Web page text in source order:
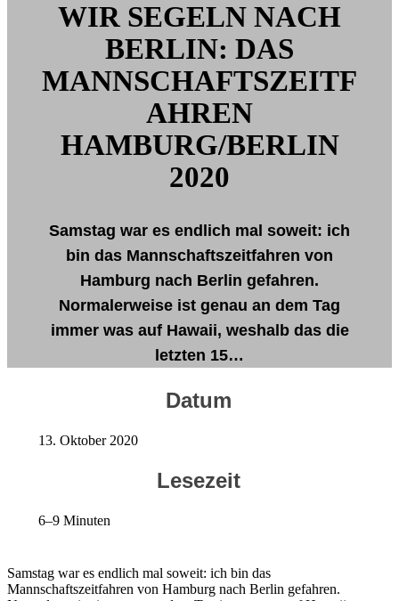
WIR SEGELN NACH
BERLIN: DAS
MANNSCHAFTSZEITF
AHREN
HAMBURG/BERLIN
2020
Samstag war es endlich mal soweit: ich
bin das Mannschaftszeitfahren von
Hamburg nach Berlin gefahren.
Normalerweise ist genau an dem Tag
immer was auf Hawaii, weshalb das die
letzten 15…
Datum
13. Oktober 2020
Lesezeit
6–9 Minuten
Samstag war es endlich mal soweit: ich bin das
Mannschaftszeitfahren von Hamburg nach Berlin gefahren.